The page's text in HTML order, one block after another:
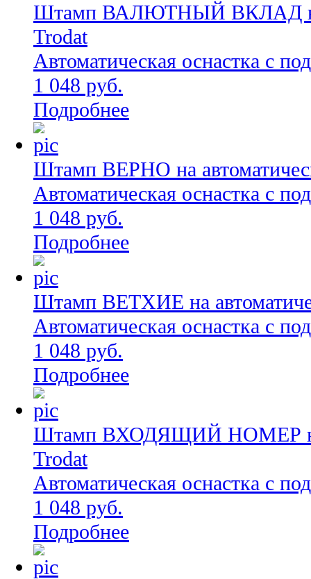
Штамп ВАЛЮТНЫЙ ВКЛАД на
Trodat
Автоматическая оснастка с
1 048 руб.
Подробнее
Штамп ВЕРНО на
Автоматическая оснастка с
1 048 руб.
Подробнее
Штамп ВЕТХИЕ на
Автоматическая оснастка с
1 048 руб.
Подробнее
Штамп ВХОДЯЩИЙ НОМЕР на
Trodat
Автоматическая оснастка с
1 048 руб.
Подробнее